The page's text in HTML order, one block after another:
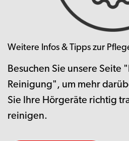
Weitere Infos & Tipps zur
Besuchen Sie unsere Seite
Reinigung", um mehr
Sie Ihre Hörgeräte richtig
reinigen.